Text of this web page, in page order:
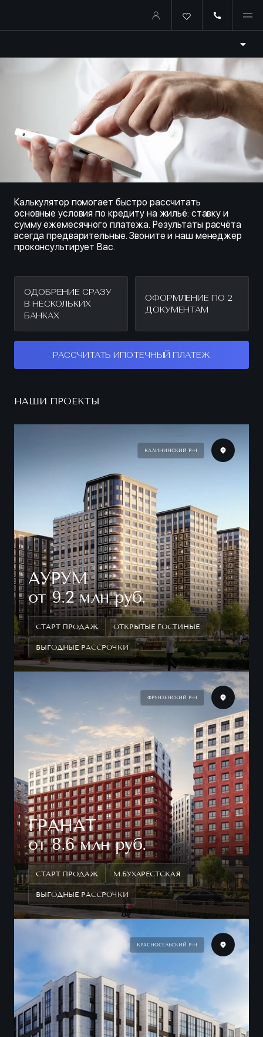
Купить квартиру в ипотеку
Калькулятор помогает быстро рассчитать
основные условия по кредиту на жильё: ставку и
сумму ежемесячного платежа. Результаты расчёта
всегда предварительные. Звоните и наш менеджер
проконсультирует Вас.
ОДОБРЕНИЕ СРАЗУ
В НЕСКОЛЬКИХ
БАНКАХ
ОФОРМЛЕНИЕ ПО 2
ДОКУМЕНТАМ
РАССЧИТАТЬ ИПОТЕЧНЫЙ ПЛАТЕЖ
НАШИ ПРОЕКТЫ
КАЛИНИНСКИЙ Р-Н
АУРУМ
от 9.2 млн руб.
СТАРТ ПРОДАЖ ОТКРЫТЫЕ ГОСТИНЫЕ
ВЫГОДНЫЕ РАССРОЧКИ
ФРУНЗЕНСКИЙ Р-Н
ГРАНАТ
от 8.6 млн руб.
СТАРТ ПРОДАЖ М.БУХАРЕСТСКАЯ
ВЫГОДНЫЕ РАССРОЧКИ
КРАСНОСЕЛЬСКИЙ Р-Н